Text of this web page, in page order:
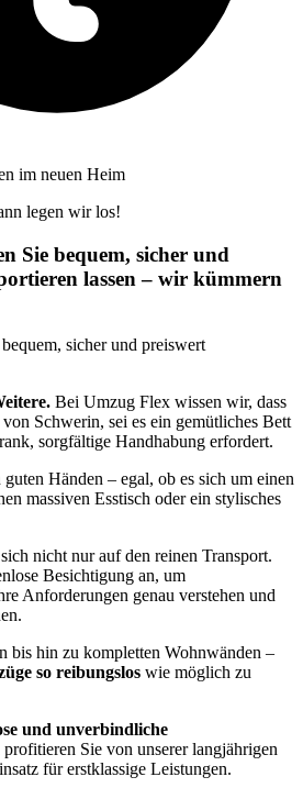
im neuen Heim
legen wir los!
Sie bequem, sicher und
lassen – wir kümmern
sicher und preiswert
Bei Umzug Flex wissen wir, dass
Schwerin, sei es ein gemütliches Bett
sorgfältige Handhabung erfordert.
Händen – egal, ob es sich um einen
massiven Esstisch oder ein stylisches
nicht nur auf den reinen Transport.
Besichtigung an, um
Anforderungen genau verstehen und
bis hin zu kompletten Wohnwänden –
so reibungslos wie möglich zu
und unverbindliche
profitieren Sie von unserer langjährigen
für erstklassige Leistungen.